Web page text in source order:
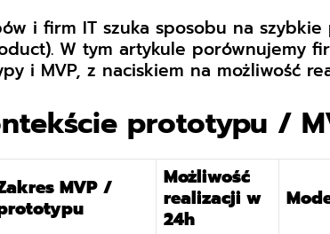
i firm IT szuka sposobu na
W tym artykule porównujemy
i MVP, z naciskiem na możliwość
prototypu /
MVP /
Możliwość
realizacji w
24h